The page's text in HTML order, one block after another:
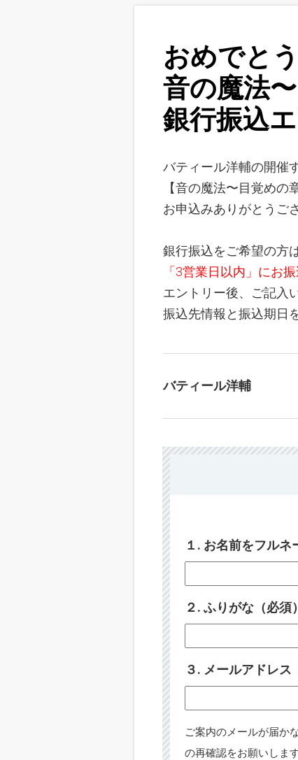
おめでと
音の魔法
銀行振込
バティール洋輔の開催
【音の魔法〜目覚めの
お申込みありがとうご
銀行振込をご希望の方
「3営業日以内」にお
エントリー後、ご記入
振込先情報と振込期日
バティール洋輔
１. お名前をフルネ
２. ふりがな（必須）
３. メールアドレス
ご案内のメールが届か
の再確認をお願いします